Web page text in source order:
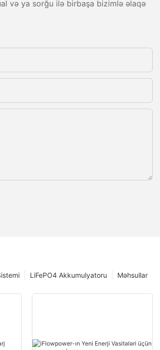
və ya sorğu ilə birbaşa bizimlə əlaqə
Məhsullar
LiFePO4 Akkumulyatoru